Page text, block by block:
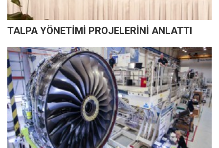
TALPA YÖNETİMİ PROJELERİNİ ANLATTI